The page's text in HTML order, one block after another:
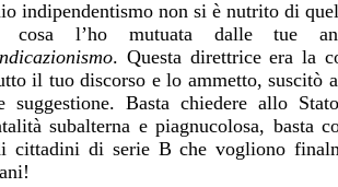
indipendentismo non si è nutrito di
cosa l’ho mutuata dalle tue
. Questa direttrice era la
il tuo discorso e lo ammetto, suscitò
suggestione. Basta chiedere allo
subalterna e piagnucolosa, basta
cittadini di serie B che vogliono